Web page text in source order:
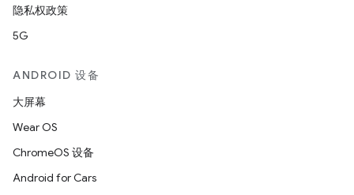
隐私权政策
5G
ANDROID 设备
大屏幕
Wear OS
ChromeOS 设备
Android for Cars